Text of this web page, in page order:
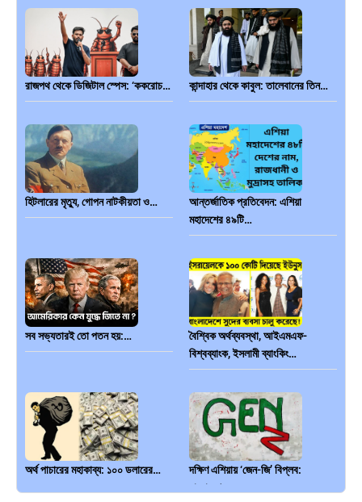
রাজপথ থেকে ডিজিটাল স্পেস: ‘ককরোচ… কান্দাহার থেকে কাবুল: তালেবানের তিন…
হিটলারের মৃত্যু, গোপন নাটকীয়তা ও…
আন্তর্জাতিক প্রতিবেদন: এশিয়া
মহাদেশের ৪৯টি…
সব সভ্যতারই তো পতন হয়:…
বৈশ্বিক অর্থব্যবস্থা, আইএমএফ-
বিশ্বব্যাংক, ইসলামী ব্যাংকিং…
অর্থ পাচারের মহাকাব্য: ১০০ ডলারের…
দক্ষিণ এশিয়ায় ‘জেন-জি’ বিপ্লব:
বাংলাদেশ,…